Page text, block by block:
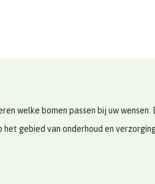
welke bomen passen bij uw
gebied van onderhoud en verzorging